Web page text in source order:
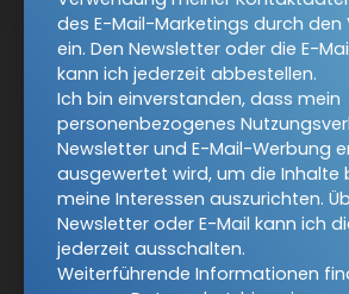
COMMUNIO-
Ja, ich möchte den kostenlosen
abonnieren und willige in die
Kontaktdaten zum Zweck des E-Mail-
den Verlag Herder ein. Den Newsletter
des E-Mail-Marketings durch den
ein. Den Newsletter oder die E-
kann ich jederzeit abbestellen.
Ich bin einverstanden, dass mein
personenbezogenes
Newsletter und E-Mail-Werbung
ausgewertet wird, um die Inhalte
meine Interessen auszurichten.
Newsletter oder E-Mail kann ich
jederzeit ausschalten.
Weiterführende Informationen